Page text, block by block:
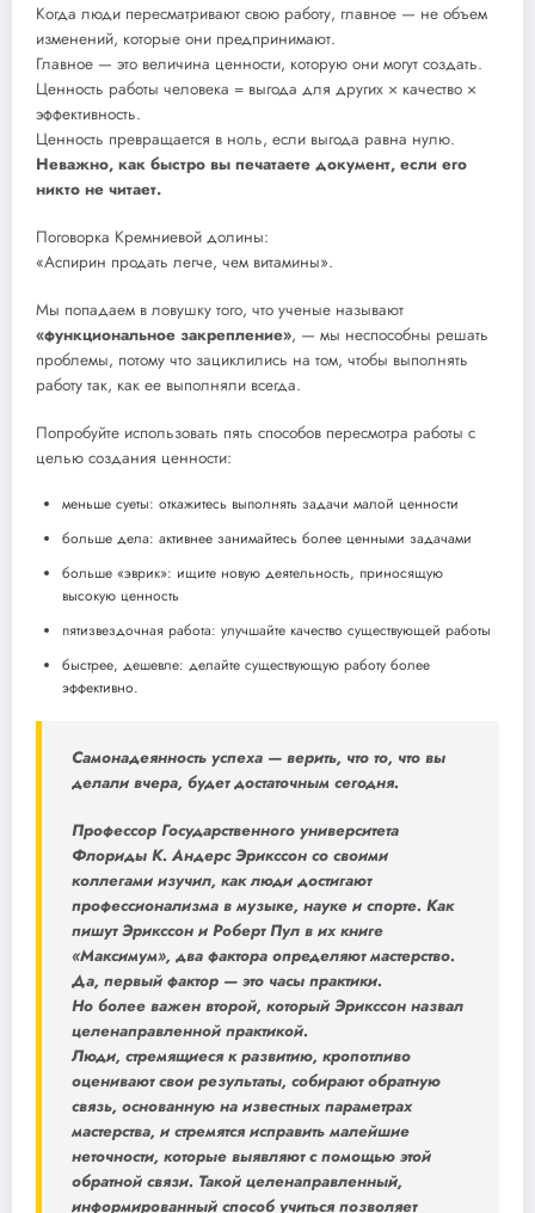
Когда люди пересматривают свою работу, главное — не объем
изменений, которые они предпринимают.
Главное — это величина ценности, которую они могут создать.
Ценность работы человека = выгода для других × качество ×
эффективность.
Ценность превращается в ноль, если выгода равна нулю.
Неважно, как быстро вы печатаете документ, если его
никто не читает.
Поговорка Кремниевой долины:
«Аспирин продать легче, чем витамины».
Мы попадаем в ловушку того, что ученые называют
«функциональное закрепление», — мы неспособны решать
проблемы, потому что зациклились на том, чтобы выполнять
работу так, как ее выполняли всегда.
Попробуйте использовать пять способов пересмотра работы с
целью создания ценности:
меньше суеты: откажитесь выполнять задачи малой ценности
больше дела: активнее занимайтесь более ценными задачами
больше «эврик»: ищите новую деятельность, приносящую
высокую ценность
пятизвездочная работа: улучшайте качество существующей работы
быстрее, дешевле: делайте существующую работу более
эффективно.
Самонадеянность успеха — верить, что то, что вы
делали вчера, будет достаточным сегодня.
Профессор Государственного университета
Флориды К. Андерс Эрикссон со своими
коллегами изучил, как люди достигают
профессионализма в музыке, науке и спорте. Как
пишут Эрикссон и Роберт Пул в их книге
«Максимум», два фактора определяют мастерство.
Да, первый фактор — это часы практики.
Но более важен второй, который Эрикссон назвал
целенаправленной практикой.
Люди, стремящиеся к развитию, кропотливо
оценивают свои результаты, собирают обратную
связь, основанную на известных параметрах
мастерства, и стремятся исправить малейшие
неточности, которые выявляют с помощью этой
обратной связи. Такой целенаправленный,
информированный способ учиться позволяет